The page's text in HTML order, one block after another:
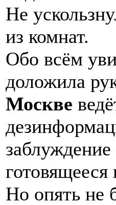
Не
из комнат.
Обо всём
доложила
Москве
готовящееся
Но опять не